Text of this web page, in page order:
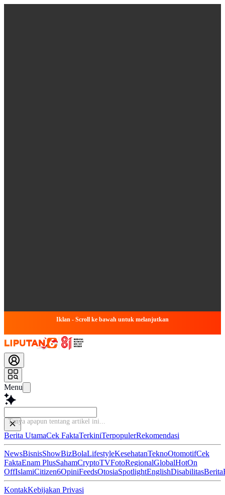
Iklan - Scroll ke bawah untuk melanjutkan
Menu
Berita UtamaCek FaktaTerkiniTerpopulerRekomendasi
NewsBisnisShowBizBolaLifestyleKesehatanTeknoOtomotifCek
FaktaEnam PlusSahamCryptoTVFotoRegionalGlobalHotOn
OffIslamiCitizen6OpiniFeedsOtosiaSpotlightEnglishDisabilitasBerita
KontakKebijakan Privasi